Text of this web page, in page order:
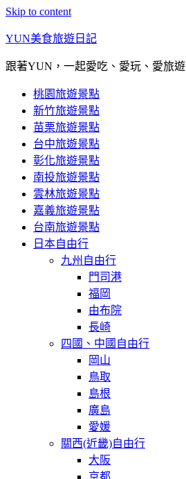
Skip to content
YUN美食旅遊日記
跟著YUN，一起愛吃、愛玩、愛旅遊
桃園旅遊景點
新竹旅遊景點
苗栗旅遊景點
台中旅遊景點
彰化旅遊景點
南投旅遊景點
雲林旅遊景點
嘉義旅遊景點
台南旅遊景點
日本自由行
九州自由行
門司港
福岡
由布院
長崎
四國、中國自由行
岡山
鳥取
島根
廣島
愛媛
關西(近畿)自由行
大阪
京都